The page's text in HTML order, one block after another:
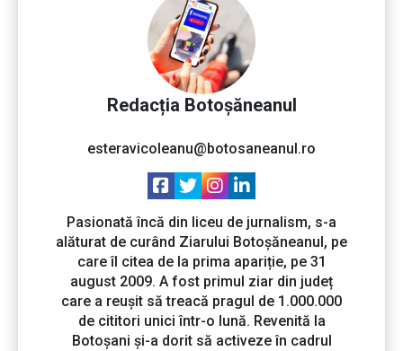
Redacția Botoșăneanul
esteravicoleanu@botosaneanul.ro
Pasionată încă din liceu de jurnalism, s-a
alăturat de curând Ziarului Botoșăneanul, pe
care îl citea de la prima apariție, pe 31
august 2009. A fost primul ziar din județ
care a reușit să treacă pragul de 1.000.000
de cititori unici într-o lună. Revenită la
Botoșani și-a dorit să activeze în cadrul